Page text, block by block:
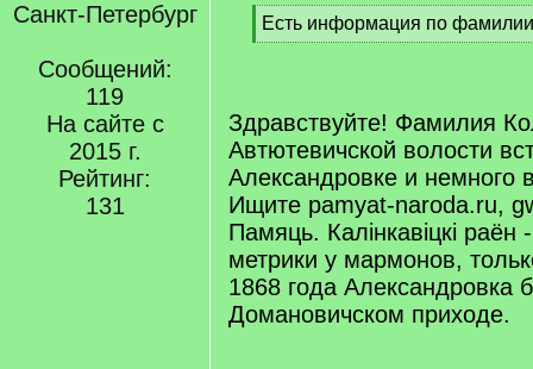
Санкт-Петербург
Сообщений:
119
На сайте с
2015 г.
Рейтинг:
131
[
q
Есть информация по
[
Здравствуйте! Фамилия
Автютевичской волости
Александровке и немного
Ищите pamyat-naroda.ru,
Памяць. Калiнкавiцкi раён -
метрики у мармонов,
1868 года Александровка
Домановичском приходе.